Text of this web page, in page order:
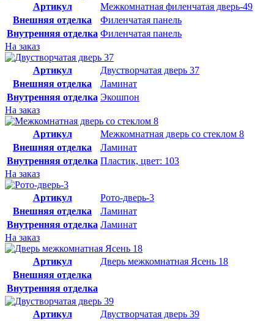
Артикул
Межкомнатная филенчатая дверь-49
Внешняя отделка
Филенчатая панель
Внутренняя отделка Филенчатая панель
На заказ
Артикул
Двустворчатая дверь 37
Внешняя отделка
Ламинат
Внутренняя отделка Экошпон
На заказ
Артикул
Межкомнатная дверь со стеклом 8
Внешняя отделка
Ламинат
Внутренняя отделка Пластик, цвет: 103
На заказ
Артикул
Рото-дверь-3
Внешняя отделка
Ламинат
Внутренняя отделка Ламинат
На заказ
Артикул
Дверь межкомнатная Ясень 18
Внешняя отделка
Внутренняя отделка
Артикул
Двустворчатая дверь 39